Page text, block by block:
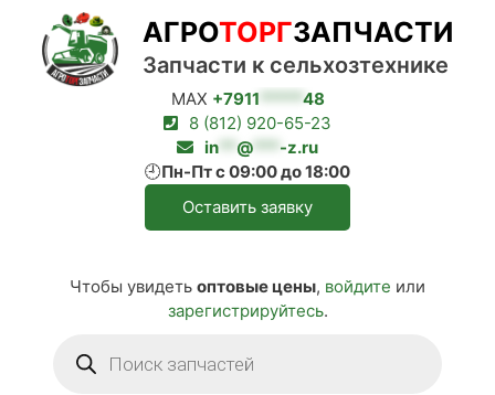
Перейти
содержимому
MAX +7911 ***** 48
8 (812) 920-65-23
in
@ *** -z.ru
🕘Пн-Пт с 09:00 до 18:00
Оставить заявку
Чтобы увидеть оптовые цены, войдите или
зарегистрируйтесь.
товаров
АГРОТОРГЗАПЧАСТИ
Запчасти к сельхозтехнике